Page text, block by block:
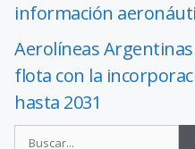
información
Aerolíneas
flota con la
hasta 2031